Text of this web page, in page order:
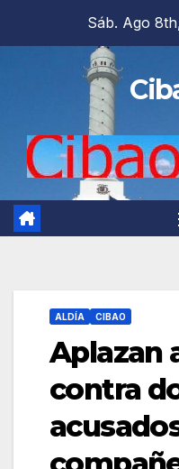
Sáb. Ago
ALDÍA CIBAO
Aplazan
contra